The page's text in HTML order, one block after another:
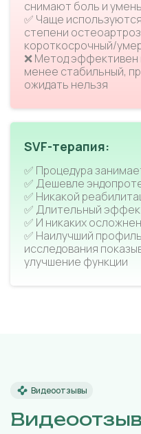
снимают боль и
✅ Чаще
степени
короткосрочный/
❌ Метод эффективен
менее стабильный,
ожидать нельзя
SVF-терапия:
✅ Процедура
✅ Дешевле
✅ Никакой
✅ Длительный
✅ И никаких
✅ Наилучший профиль
исследования
улучшение функции
Видеоотзывы